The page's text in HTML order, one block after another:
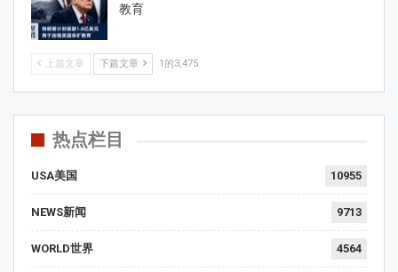
教育
上篇文章 下篇文章 1的3,475
热点栏目
USA美国 10955
NEWS新闻 9713
WORLD世界 4564